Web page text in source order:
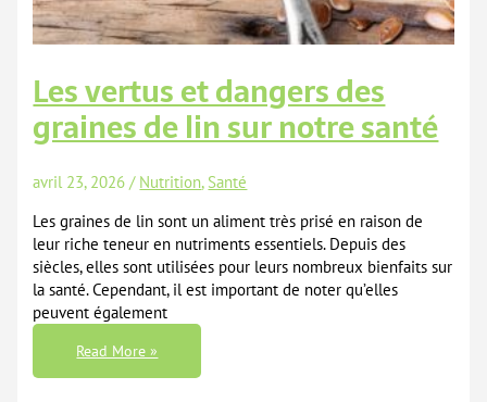
Les vertus et dangers des
graines de lin sur notre santé
avril 23, 2026/ Nutrition, Santé
Les graines de lin sont un aliment très prisé en raison de
leur riche teneur en nutriments essentiels. Depuis des
siècles, elles sont utilisées pour leurs nombreux bienfaits sur
la santé. Cependant, il est important de noter qu’elles
peuvent également
Les
Vertus
Read More »